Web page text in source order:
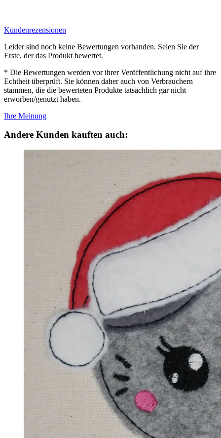
Kundenrezensionen
Leider sind noch keine Bewertungen vorhanden. Seien Sie der
Erste, der das Produkt bewertet.
* Die Bewertungen werden vor ihrer Veröffentlichung nicht auf ihre
Echtheit überprüft. Sie können daher auch von Verbrauchern
stammen, die die bewerteten Produkte tatsächlich gar nicht
erworben/genutzt haben.
Ihre Meinung
Andere Kunden kauften auch: